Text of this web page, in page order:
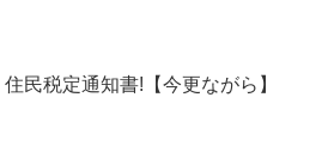
民税定通知書!【今更ながら】